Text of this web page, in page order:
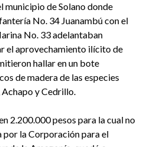
municipio de Solano donde
No. 34 Juanambú con el
No. 33 adelantaban
el aprovechamiento ilícito de
hallar en un bote
de madera de las especies
y Cedrillo.
2.200.000 pesos para la cual no
por la Corporación para el